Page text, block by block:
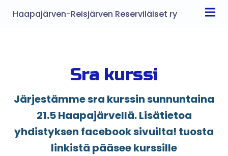
Haapajärven-Reisjärven Reserviläiset ry
Sra kurssi
Järjestämme sra kurssin sunnuntaina
21.5 Haapajärvellä. Lisätietoa
yhdistyksen facebook sivuilta! tuosta
linkistä pääsee kurssille